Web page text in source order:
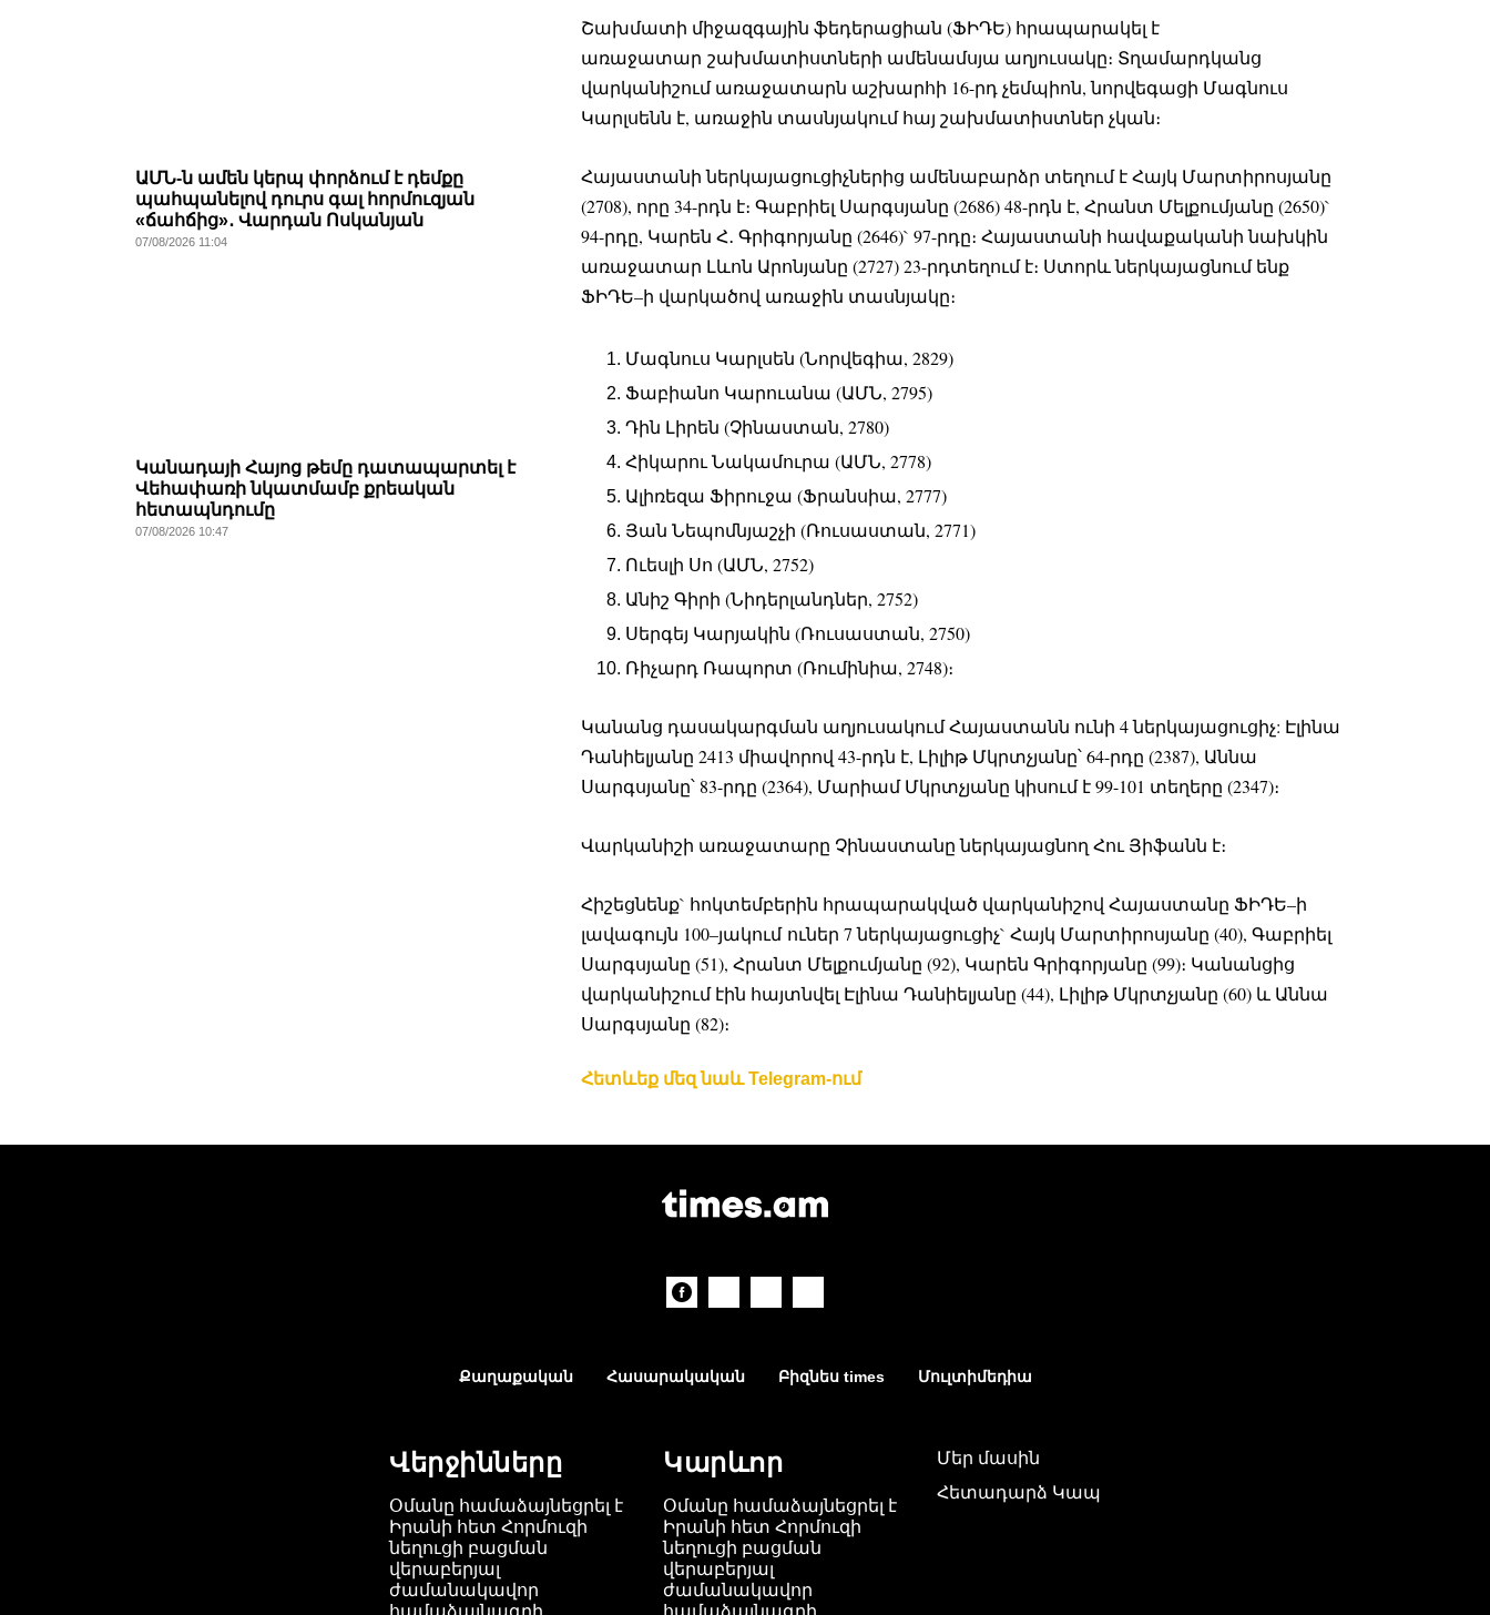
ԱՄՆ-ն ամեն կերպ փորձում է դեմքը
պահպանելով դուրս գալ հորմուզյան
«ճահճից»․ Վարդան Ոսկանյան
07/08/2026 11:04
Կանադայի Հայոց թեմը դատապարտել է
Վեհափառի նկատմամբ քրեական
հետապնդումը
07/08/2026 10:47
Շախմատի միջազգային ֆեդերացիան (ՖԻԴԵ) հրապարակել է
առաջատար շախմատիստների ամենամսյա աղյուսակը։ Տղամարդկանց
վարկանիշում առաջատարն աշխարհի 16-րդ չեմպիոն, նորվեգացի Մագնուս
Կարլսենն է, առաջին տասնյակում հայ շախմատիստներ չկան։
Հայաստանի ներկայացուցիչներից ամենաբարձր տեղում է Հայկ Մարտիրոսյանը
(2708), որը 34-րդն է։ Գաբրիել Սարգսյանը (2686) 48-րդն է, Հրանտ Մելքումյանը (2650)`
94-րդը, Կարեն Հ․ Գրիգորյանը (2646)` 97-րդը։ Հայաստանի հավաքականի նախկին
առաջատար Լևոն Արոնյանը (2727) 23-րդտեղում է։ Ստորև ներկայացնում ենք
ՖԻԴԵ–ի վարկածով առաջին տասնյակը։
Մագնուս Կարլսեն (Նորվեգիա, 2829)
Ֆաբիանո Կարուանա (ԱՄՆ, 2795)
Դին Լիրեն (Չինաստան, 2780)
Հիկարու Նակամուրա (ԱՄՆ, 2778)
Ալիռեզա Ֆիրուջա (Ֆրանսիա, 2777)
Յան Նեպոմնյաշչի (Ռուսաստան, 2771)
Ուեսլի Սո (ԱՄՆ, 2752)
Անիշ Գիրի (Նիդերլանդներ, 2752)
Սերգեյ Կարյակին (Ռուսաստան, 2750)
Ռիչարդ Ռապորտ (Ռումինիա, 2748)։
Կանանց դասակարգման աղյուսակում Հայաստանն ունի 4 ներկայացուցիչ: Էլինա
Դանիելյանը 2413 միավորով 43-րդն է, Լիլիթ Մկրտչյանը՝ 64-րդը (2387), Աննա
Սարգսյանը՝ 83-րդը (2364), Մարիամ Մկրտչյանը կիսում է 99-101 տեղերը (2347)։
Վարկանիշի առաջատարը Չինաստանը ներկայացնող Հու Յիֆանն է։
Հիշեցնենք` հոկտեմբերին հրապարակված վարկանիշով Հայաստանը ՖԻԴԵ–ի
լավագույն 100–յակում ուներ 7 ներկայացուցիչ` Հայկ Մարտիրոսյանը (40), Գաբրիել
Սարգսյանը (51), Հրանտ Մելքումյանը (92), Կարեն Գրիգորյանը (99)։ Կանանցից
վարկանիշում էին հայտնվել Էլինա Դանիելյանը (44), Լիլիթ Մկրտչյանը (60) և Աննա
Սարգսյանը (82)։
Հետևեք մեզ նաև Telegram-ում
Քաղաքական Հասարակական Բիզնես times Մուլտիմեդիա
Վերջինները
Օմանը համաձայնեցրել է
Իրանի հետ Հորմուզի
նեղուցի բացման
վերաբերյալ
ժամանակավոր
համաձայնագրի
Կարևոր
Օմանը համաձայնեցրել է
Իրանի հետ Հորմուզի
նեղուցի բացման
վերաբերյալ
ժամանակավոր
համաձայնագրի
Մեր մասին
Հետադարձ Կապ